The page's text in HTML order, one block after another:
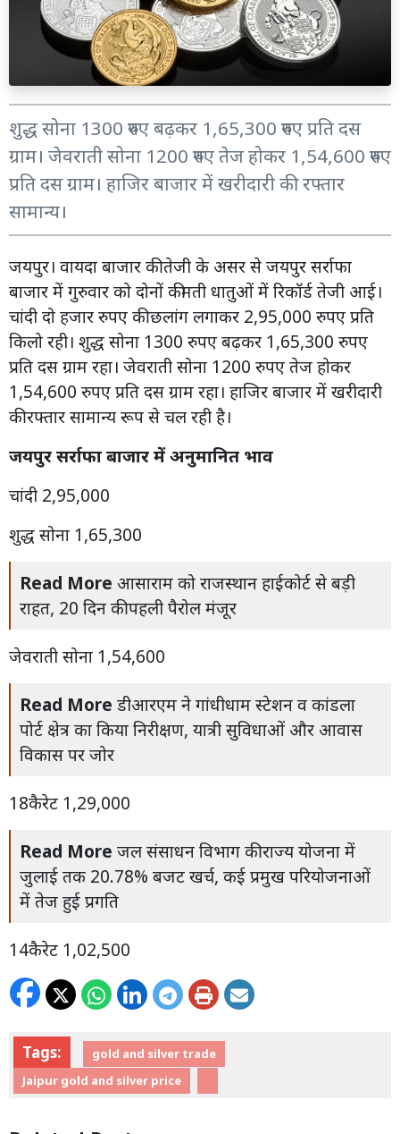
शुद्ध सोना 1300 रुपए बढ़कर 1,65,300 रुपए प्रति दस
ग्राम। जेवराती सोना 1200 रुपए तेज होकर 1,54,600 रुपए
प्रति दस ग्राम। हाजिर बाजार में खरीदारी की रफ्तार
सामान्य।
जयपुर। वायदा बाजार की तेजी के असर से जयपुर सर्राफा
बाजार में गुरुवार को दोनों कीमती धातुओं में रिकॉर्ड तेजी आई।
चांदी दो हजार रुपए की छलांग लगाकर 2,95,000 रुपए प्रति
किलो रही। शुद्ध सोना 1300 रुपए बढ़कर 1,65,300 रुपए
प्रति दस ग्राम रहा। जेवराती सोना 1200 रुपए तेज होकर
1,54,600 रुपए प्रति दस ग्राम रहा। हाजिर बाजार में खरीदारी
की रफ्तार सामान्य रूप से चल रही है।
जयपुर सर्राफा बाजार में अनुमानित भाव
चांदी 2,95,000
शुद्ध सोना 1,65,300
Read More आसाराम को राजस्थान हाईकोर्ट से बड़ी
राहत, 20 दिन की पहली पैरोल मंजूर
जेवराती सोना 1,54,600
Read More डीआरएम ने गांधीधाम स्टेशन व कांडला
पोर्ट क्षेत्र का किया निरीक्षण, यात्री सुविधाओं और आवास
विकास पर जोर
18कैरेट 1,29,000
Read More जल संसाधन विभाग की राज्य योजना में
जुलाई तक 20.78% बजट खर्च, कई प्रमुख परियोजनाओं
में तेज हुई प्रगति
14कैरेट 1,02,500
Tags:
gold and silver trade
Jaipur gold and silver price